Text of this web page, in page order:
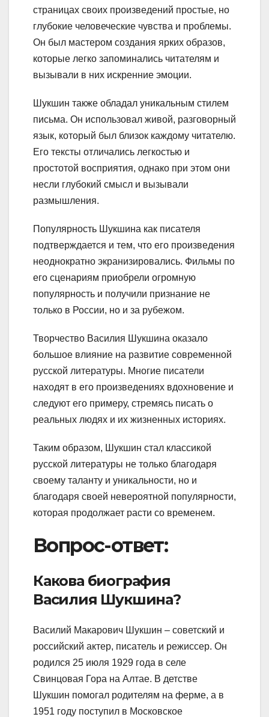
страницах своих произведений простые, но
глубокие человеческие чувства и проблемы.
Он был мастером создания ярких образов,
которые легко запоминались читателям и
вызывали в них искренние эмоции.
Шукшин также обладал уникальным стилем
письма. Он использовал живой, разговорный
язык, который был близок каждому читателю.
Его тексты отличались легкостью и
простотой восприятия, однако при этом они
несли глубокий смысл и вызывали
размышления.
Популярность Шукшина как писателя
подтверждается и тем, что его произведения
неоднократно экранизировались. Фильмы по
его сценариям приобрели огромную
популярность и получили признание не
только в России, но и за рубежом.
Творчество Василия Шукшина оказало
большое влияние на развитие современной
русской литературы. Многие писатели
находят в его произведениях вдохновение и
следуют его примеру, стремясь писать о
реальных людях и их жизненных историях.
Таким образом, Шукшин стал классикой
русской литературы не только благодаря
своему таланту и уникальности, но и
благодаря своей невероятной популярности,
которая продолжает расти со временем.
Вопрос-ответ:
Какова биография
Василия Шукшина?
Василий Макарович Шукшин – советский и
российский актер, писатель и режиссер. Он
родился 25 июля 1929 года в селе
Свинцовая Гора на Алтае. В детстве
Шукшин помогал родителям на ферме, а в
1951 году поступил в Московское